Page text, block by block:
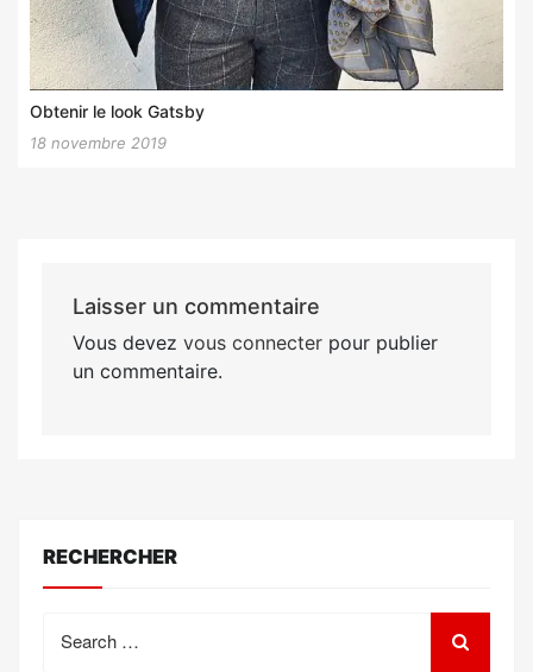
Obtenir le look Gatsby
18 novembre 2019
Laisser un commentaire
Vous devez vous connecterpour publier
un commentaire.
RECHERCHER
for: